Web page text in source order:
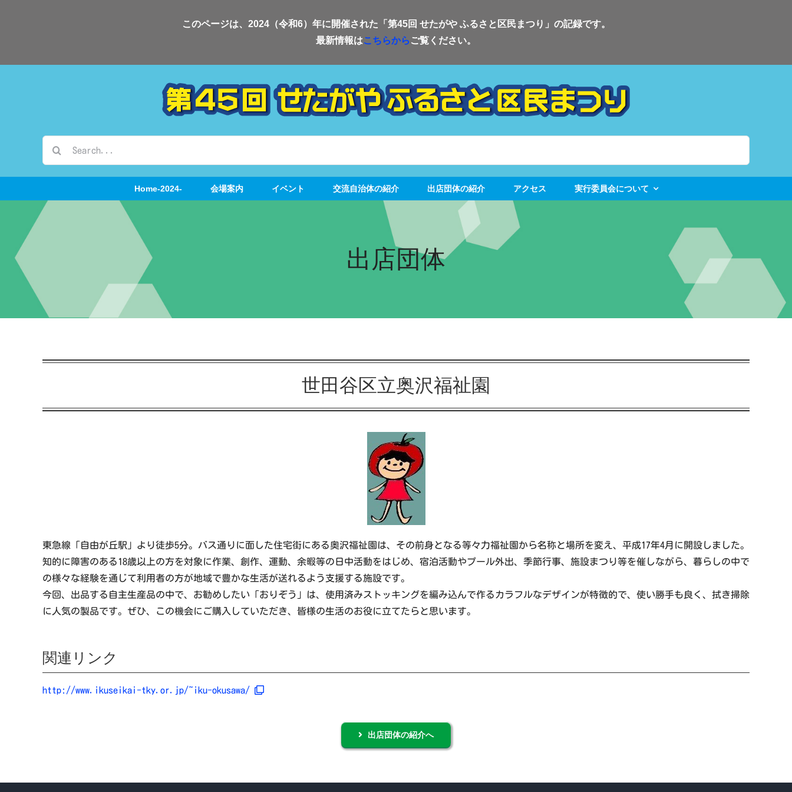
このページは、2024（令和6）年に開催された「第45回 せたがや ふるさと区民まつり」の記録です。
最新情報はこちらから ご覧ください。
…
Home-2024-
会場案内 イベント 交流自治体の紹介 出店団体の紹介 アクセス 実行委員会について
出店団体
世田谷区立奥沢福祉園
東急線「自由が丘駅」より徒歩5分。バス通りに面した住宅街にある奥沢福祉園は、その前身となる等々力福祉園から名称と場所を変え、平成17年4月に開設しました。
知的に障害のある18歳以上の方を対象に作業、創作、運動、余暇等の日中活動をはじめ、宿泊活動やプール外出、季節行事、施設まつり等を催しながら、暮らしの中で
の様々な経験を通じて利用者の方が地域で豊かな生活が送れるよう支援する施設です。
今回、出品する自主生産品の中で、お勧めしたい「おりぞう」は、使用済みストッキングを編み込んで作るカラフルなデザインが特徴的で、使い勝手も良く、拭き掃除
に人気の製品です。ぜひ、この機会にご購入していただき、皆様の生活のお役に立てたらと思います。
関連リンク
http://www.ikuseikai-tky.or.jp/~iku-okusawa/
出店団体の紹介へ